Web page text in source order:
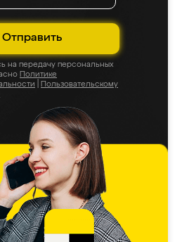
Отправить
на передачу персональных
Политике
Пользовательскому